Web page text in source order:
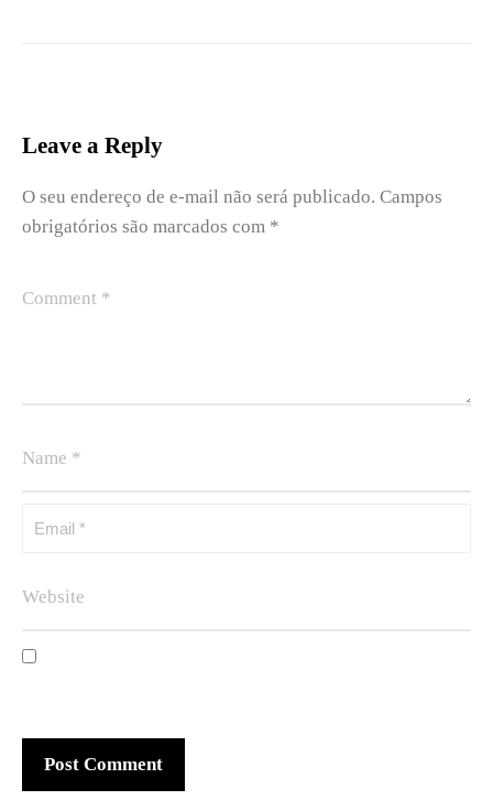
Leave a Reply
O seu endereço de e-mail não será publicado. Campos
obrigatórios são marcados com *